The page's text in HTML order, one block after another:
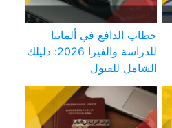
خطاب الدافع في ألمانيا
للدراسة والفيزا 2026: دليلك
الشامل للقبول